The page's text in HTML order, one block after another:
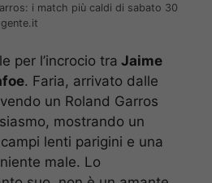
i match più caldi di sabato 30
per l’incrocio tra Jaime
. Faria, arrivato dalle
un Roland Garros
mostrando un
lenti parigini e una
male. Lo